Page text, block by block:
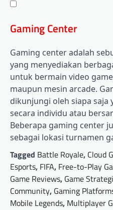
Gaming Center
Gaming center adalah
yang menyediakan
untuk bermain video
maupun mesin arcade.
dikunjungi oleh siapa
secara individu atau
Beberapa gaming center
sebagai lokasi turnamen
Tagged Battle Royale, Cloud
Esports, FIFA, Free-to-Play
Game Reviews, Game
Community, Gaming
Mobile Legends, Multiplayer